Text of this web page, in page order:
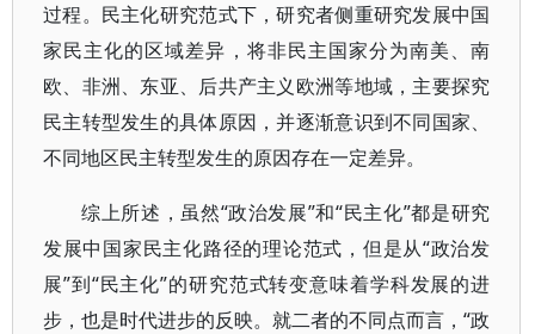
过程。民主化研究范式下，研究者侧重研究发展中国
家民主化的区域差异，将非民主国家分为南美、南
欧、非洲、东亚、后共产主义欧洲等地域，主要探究
民主转型发生的具体原因，并逐渐意识到不同国家、
不同地区民主转型发生的原因存在一定差异。
综上所述，虽然“政治发展”和“民主化”都是研究
发展中国家民主化路径的理论范式，但是从“政治发
展”到“民主化”的研究范式转变意味着学科发展的进
步，也是时代进步的反映。就二者的不同点而言，“政